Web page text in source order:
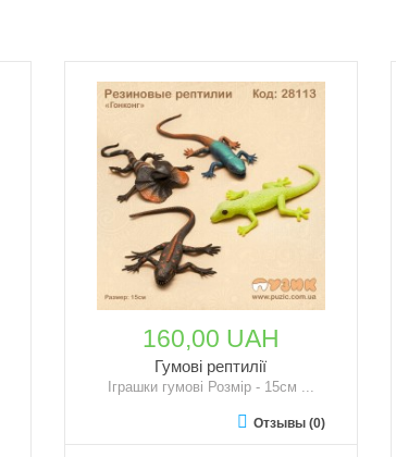
160,00 UAH
Гумові рептилії
Іграшки гумові Розмір - 15см ...
Отзывы (0)